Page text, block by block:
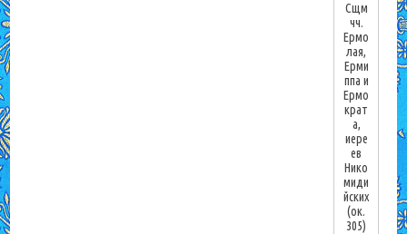
Сщм
чч.
Ермо
лая,
Ерми
ппа и
Ермо
крат
а,
иере
ев
Нико
миди
йских
(ок.
305)